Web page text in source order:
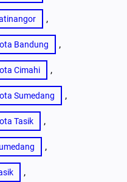
,
Bandung ,
Cimahi ,
Sumedang ,
Tasik ,
,
,